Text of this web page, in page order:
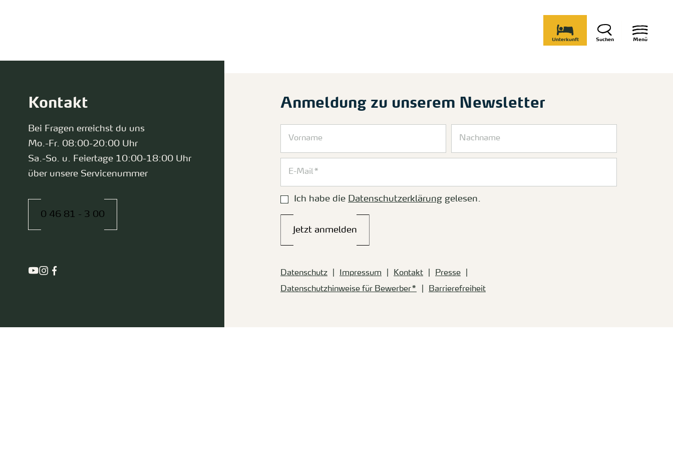
Menü
Suchen
Unterkunft
Anmeldung zu unserem Newsletter
Ich habe die Datenschutzerklärung gelesen.
Jetzt anmelden
Datenschutz Impressum Kontakt
Presse
Datenschutzhinweise für Bewerber*
Barrierefreiheit
Kontakt
Bei Fragen erreichst du uns
Mo.-Fr. 08:00-20:00 Uhr
Sa.-So. u. Feiertage 10:00-18:00 Uhr
über unsere Servicenummer
0 46 81 - 3 00